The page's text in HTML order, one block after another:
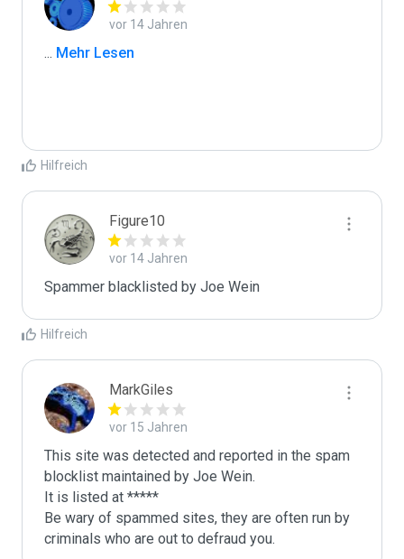
vor 14 Jahren
... Mehr Lesen
Hilfreich
Figure10
vor 14 Jahren
Spammer blacklisted by Joe Wein
Hilfreich
MarkGiles
vor 15 Jahren
This site was detected and reported in the spam
blocklist maintained by Joe Wein.
It is listed at *****
Be wary of spammed sites, they are often run by
criminals who are out to defraud you.